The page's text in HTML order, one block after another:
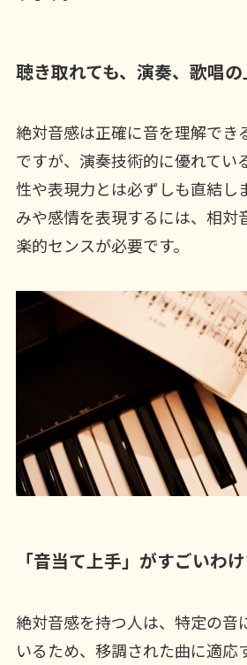
聴き取れても、演奏、歌唱
絶対音感は正確に音を理解でき
ですが、演奏技術的に優れてい
性や表現力とは必ずしも直結し
みや感情を表現するには、相対
楽的センスが必要です。
「音当て上手」がすごいわ
絶対音感を持つ人は、特定の音
いるため、移調された曲に適応